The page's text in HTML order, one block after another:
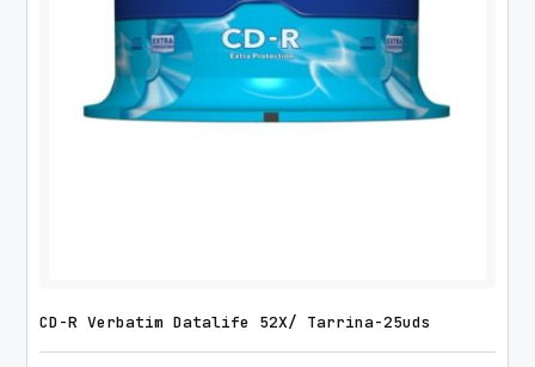
CD-R Verbatim Datalife 52X/ Tarrina-25uds